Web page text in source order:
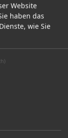
Website
haben das
wie Sie